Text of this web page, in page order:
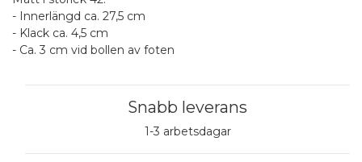
- Innerlängd ca. 27,5 cm
- Klack ca. 4,5 cm
- Ca. 3 cm vid bollen av foten
Snabb leverans
1-3 arbetsdagar